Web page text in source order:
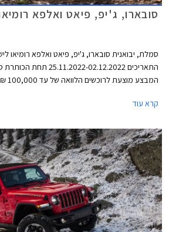
סובארו, ג'יפ, פיאט ואלפא
סמלת, יבואנית סובארו, ג'יפ, פיאט ואלפא רומיאו
שניהם בצירוף מע"מ.
קרא עוד